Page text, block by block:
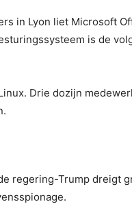
in Lyon liet Microsoft
is de
Drie dozijn
regering-Trump dreigt